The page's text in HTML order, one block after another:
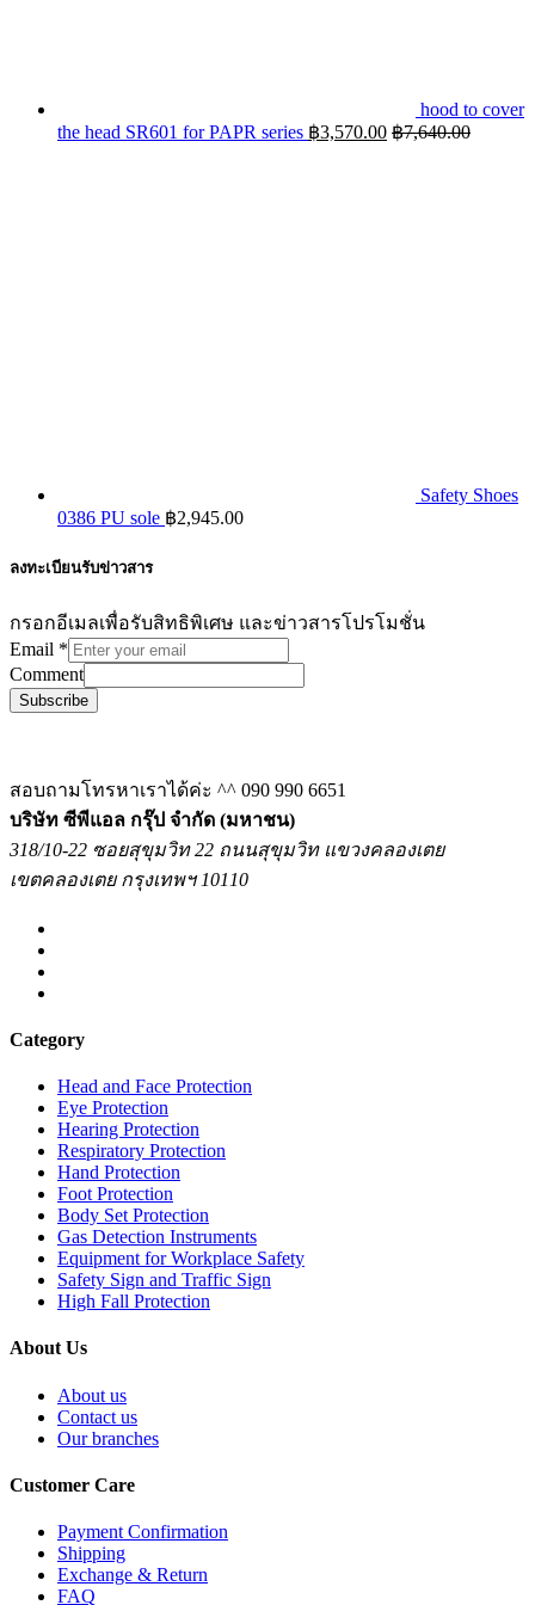
hood to cover
the head SR601 for PAPR series ฿3,570.00 ฿7,640.00
Safety Shoes
0386 PU sole ฿2,945.00
ลงทะเบียนรับข่าวสาร
กรอกอีเมลเพื่อรับสิทธิพิเศษ และข่าวสารโปรโมชั่น
Email *
Comment
Subscribe
สอบถามโทรหาเราได้ค่ะ ^^ 090 990 6651
บริษัท ซีพีแอล กรุ๊ป จำกัด (มหาชน)
318/10-22 ซอยสุขุมวิท 22 ถนนสุขุมวิท แขวงคลองเตย
เขตคลองเตย กรุงเทพฯ 10110
Category
Head and Face Protection
Eye Protection
Hearing Protection
Respiratory Protection
Hand Protection
Foot Protection
Body Set Protection
Gas Detection Instruments
Equipment for Workplace Safety
Safety Sign and Traffic Sign
High Fall Protection
About Us
About us
Contact us
Our branches
Customer Care
Payment Confirmation
Shipping
Exchange & Return
FAQ